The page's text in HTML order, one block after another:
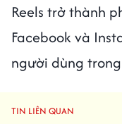
Reels trở thành
Facebook và
người dùng
TIN LIÊN QUAN